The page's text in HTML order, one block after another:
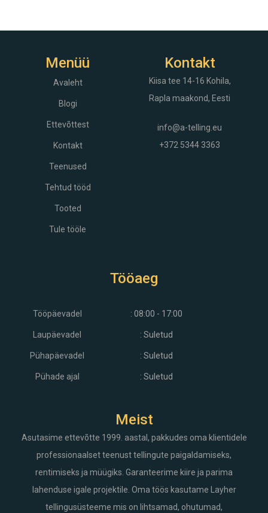
Menüü
Avaleht
Blogi
Ettevõttest
Kontakt
Teenused
Tehtud tööd
Tooted
Tule tööle
Kontakt
Kiisa tee 14-16 Kohila,
Rapla maakond, Eesti
info@a-telling.eu
+372 5344 3363
Tööaeg
Tööpäevadel
Laupäevadel
Pühapäevadel
Pühade ajal
: 08:00 - 17:00
: Suletud
: Suletud
: Suletud
Meist
Asutasime ettevõtte 1999. aastal, pakkudes oma klientidele
professionaalset teenust tellingute paigaldamiseks,
rentimiseks ja müügiks. Garanteerime kiire ja parima
lahenduse igale projektile. Oma töös kasutame Layher
tellingusüsteeme mis on lihtsamad, ohutumad,